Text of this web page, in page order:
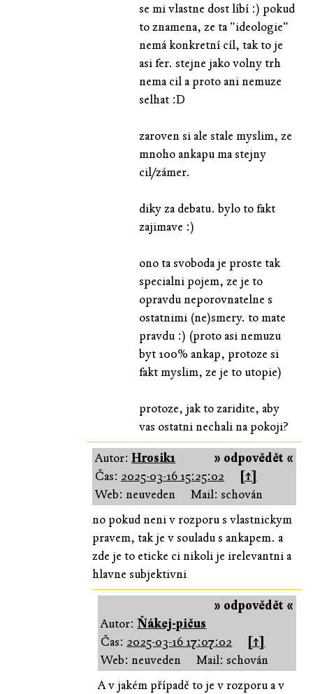
se mi vlastne dost líbí :) pokud
to znamena, ze ta "ideologie"
nemá konkretní cíl, tak to je
asi fer. stejne jako volny trh
nema cil a proto ani nemuze
selhat :D
zaroven si ale stale myslim, ze
mnoho ankapu ma stejny
cil/zámer.
diky za debatu. bylo to fakt
zajimave :)
ono ta svoboda je proste tak
specialni pojem, ze je to
opravdu neporovnatelne s
ostatnimi (ne)smery. to mate
pravdu :) (proto asi nemuzu
byt 100% ankap, protoze si
fakt myslim, ze je to utopie)
protoze, jak to zaridite, aby
vas ostatni nechali na pokoji?
» odpovědět «
Autor:Hrosik1
Čas: 2025-03-16 15:25:02
[↑]
Web: neuveden
Mail: schován
no pokud neni v rozporu s vlastnickym
pravem, tak je v souladu s ankapem. a
zde je to eticke ci nikoli je irelevantni a
hlavne subjektivni
» odpovědět «
Autor:Ňákej-pičus
Čas: 2025-03-16 17:07:02
[↑]
Web: neuveden
Mail: schován
A v jakém případě to je v rozporu a v